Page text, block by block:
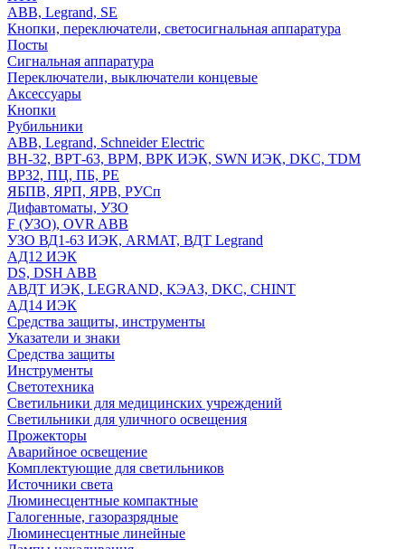
ABB, Legrand, SE
Кнопки, переключатели, светосигнальная аппаратура
Посты
Cигнальная аппаратура
Переключатели, выключатели концевые
Аксессуары
Кнопки
Рубильники
ABB, Legrand, Schneider Electric
ВН-32, ВРТ-63, ВРМ, ВРК ИЭК, SWN ИЭК, DKC, TDM
ВР32, ПЦ, ПБ, РЕ
ЯБПВ, ЯРП, ЯРВ, РУСп
Дифавтоматы, УЗО
F (УЗО), OVR ABB
УЗО ВД1-63 ИЭК, ARMAT, ВДТ Legrand
АД12 ИЭК
DS, DSH ABB
АВДТ ИЭК, LEGRAND, КЭАЗ, DKC, CHINT
АД14 ИЭК
Средства защиты, инструменты
Указатели и знаки
Средства защиты
Инструменты
Светотехника
Светильники для медицинских учреждений
Светильники для уличного освещения
Прожекторы
Аварийное освещение
Комплектующие для светильников
Источники света
Люминесцентные компактные
Галогенные, газоразрядные
Люминесцентные линейные